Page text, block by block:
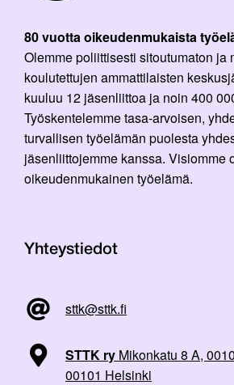
80 vuotta oikeudenmukaista
Olemme poliittisesti sitoutumaton ja
koulutettujen ammattilaisten
kuuluu 12 jäsenliittoa ja noin 400
Työskentelemme tasa-arvoisen,
turvallisen työelämän puolesta
jäsenliittojemme kanssa. Visiomme
oikeudenmukainen työelämä.
Yhteystiedot
sttk@sttk.fi
STTK ry Mikonkatu 8 A,
00101 Helsinki